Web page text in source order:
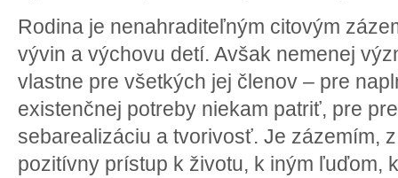
Rodina je nenahraditeľným citovým
vývin a výchovu detí. Avšak nemenej
vlastne pre všetkých jej členov – pre
existenčnej potreby niekam patriť, pre
sebarealizáciu a tvorivosť. Je zázemím,
pozitívny prístup k životu, k iným ľuďom,